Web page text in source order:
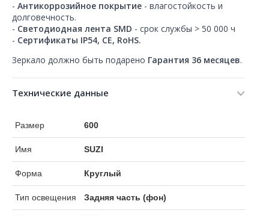
- Антикоррозийное покрытие - влагостойкость и
долговечность.
- Светодиодная лента SMD - срок службы > 50 000 ч
- Сертификаты IP54, CE, RoHS.
Зеркало должно быть подарено Гарантия 36 месяцев.
Технические данные
Размер 600
Имя SUZI
Форма Круглый
Тип освещения Задняя часть (фон)